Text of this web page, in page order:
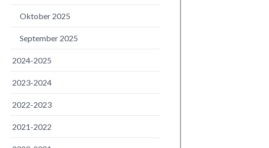
Oktober 2025
September 2025
2024-2025
2023-2024
2022-2023
2021-2022